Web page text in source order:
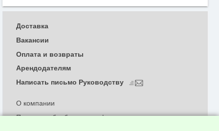
О компании
Политика обработки и конфиденциальности
Доставка
Вакансии
Оплата и возвраты
Арендодателям
Написать письмо Руководству